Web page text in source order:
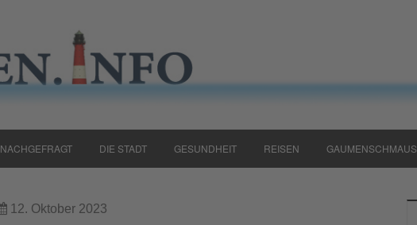
NACHGEFRAGT DIE STADT GESUNDHEIT REISEN GAUMENSCHMAUS
12. Oktober 2023